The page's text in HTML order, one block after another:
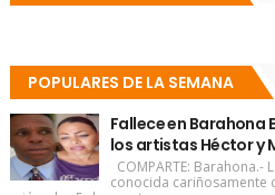
POPULARES DE LA SEMANA
Fallece en Barahona
los artistas Héctor y
COMPARTE:
conocida cariñosamente